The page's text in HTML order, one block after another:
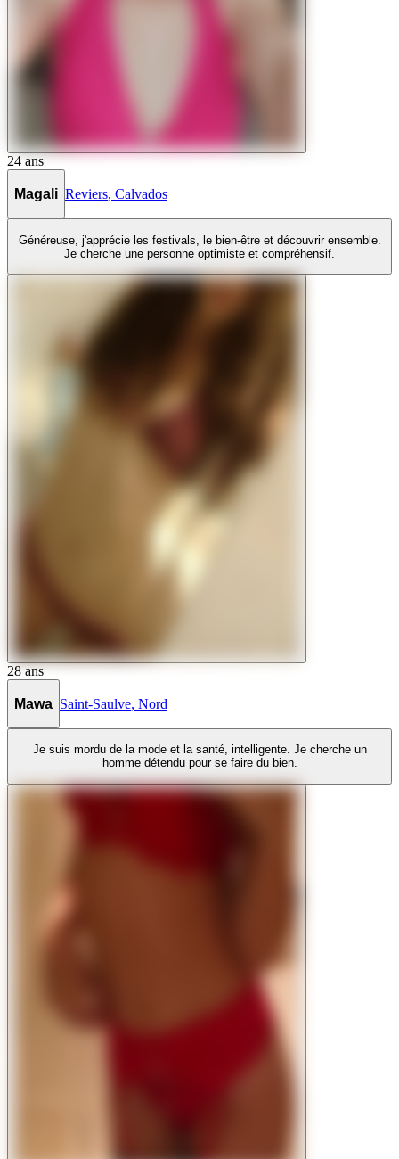
24 ans
Magali Reviers, Calvados
Généreuse, j'apprécie les festivals, le bien-être et découvrir ensemble.
Je cherche une personne optimiste et compréhensif.
28 ans
Mawa Saint-Saulve, Nord
Je suis mordu de la mode et la santé, intelligente. Je cherche un
homme détendu pour se faire du bien.